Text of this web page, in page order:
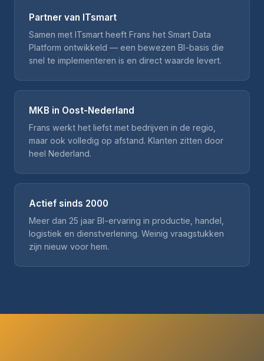
Partner van ITsmart
Samen met ITsmart heeft Frans het Smart Data
Platform ontwikkeld — een bewezen BI-basis die
snel te implementeren is en direct waarde levert.
MKB in Oost-Nederland
Frans werkt het liefst met bedrijven in de regio,
maar ook volledig op afstand. Klanten zitten door
heel Nederland.
Actief sinds 2000
Meer dan 25 jaar BI-ervaring in productie, handel,
logistiek en dienstverlening. Weinig vraagstukken
zijn nieuw voor hem.